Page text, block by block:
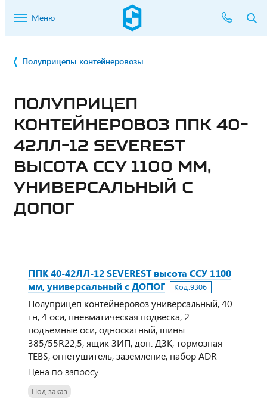
Меню
Полуприцепы контейнеровозы
ПОЛУПРИЦЕП
КОНТЕЙНЕРОВОЗ ППК 40-
42ЛЛ-12 SEVEREST
ВЫСОТА ССУ 1100 ММ,
УНИВЕРСАЛЬНЫЙ С
ДОПОГ
ППК 40-42ЛЛ-12 SEVEREST высота ССУ 1100
мм, универсальный с ДОПОГ
Код:9306
Полуприцеп контейнеровоз универсальный, 40
тн, 4 оси, пневматическая подвеска, 2
подъемные оси, односкатный, шины
385/55R22,5, ящик ЗИП, доп. ДЗК, тормозная
TEBS, огнетушитель, заземление, набор ADR
Цена по запросу
Под заказ